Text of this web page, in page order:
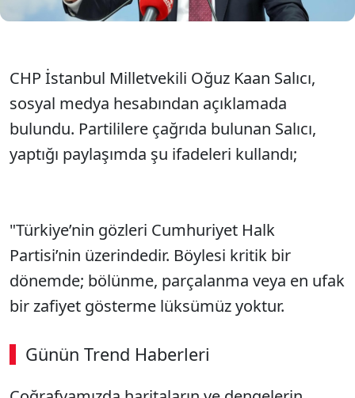
CHP İstanbul Milletvekili Oğuz Kaan Salıcı,
sosyal medya hesabından açıklamada
bulundu. Partililere çağrıda bulunan Salıcı,
yaptığı paylaşımda şu ifadeleri kullandı;
"Türkiye’nin gözleri Cumhuriyet Halk
Partisi’nin üzerindedir. Böylesi kritik bir
dönemde; bölünme, parçalanma veya en ufak
bir zafiyet gösterme lüksümüz yoktur.
Günün Trend Haberleri
00:02 / 09:08